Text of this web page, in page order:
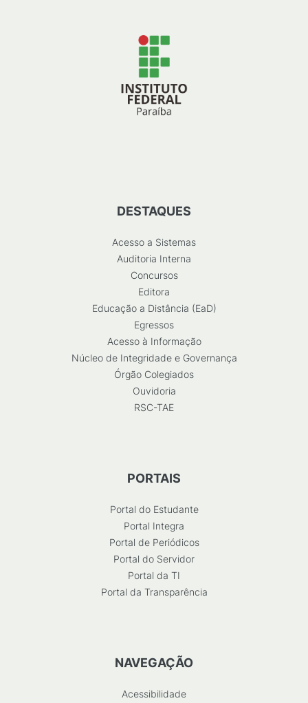
DESTAQUES
Acesso a Sistemas
Auditoria Interna
Concursos
Editora
Educação a Distância (EaD)
Egressos
Acesso à Informação
Núcleo de Integridade e Governança
Órgão Colegiados
Ouvidoria
RSC-TAE
PORTAIS
Portal do Estudante
Portal Integra
Portal de Periódicos
Portal do Servidor
Portal da TI
Portal da Transparência
NAVEGAÇÃO
Acessibilidade